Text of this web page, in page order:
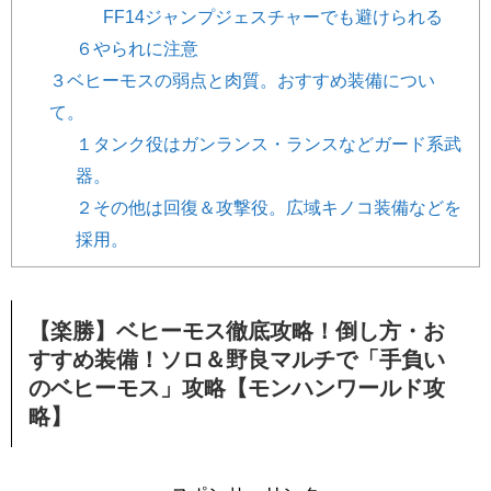
FF14ジャンプジェスチャーでも避けられる
６やられに注意
３ベヒーモスの弱点と肉質。おすすめ装備につい
て。
１タンク役はガンランス・ランスなどガード系武
器。
２その他は回復＆攻撃役。広域キノコ装備などを
採用。
【楽勝】ベヒーモス徹底攻略！倒し方・お
すすめ装備！ソロ＆野良マルチで「手負い
のベヒーモス」攻略【モンハンワールド攻
略】